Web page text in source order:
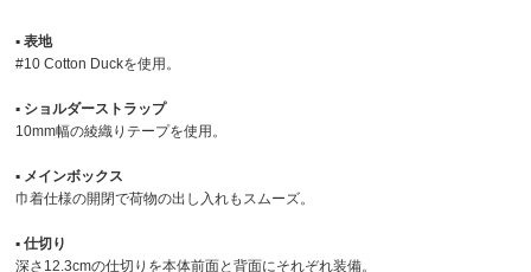
▪︎ 表地
#10 Cotton Duckを使用。
▪︎ ショルダーストラップ
10mm幅の綾織りテープを使用。
▪︎ メインボックス
巾着仕様の開閉で荷物の出し入れもスムーズ。
▪︎ 仕切り
深さ12.3cmの仕切りを本体前面と背面にそれぞれ装備。